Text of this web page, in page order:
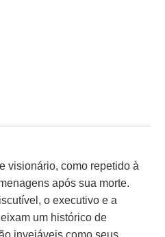
visionário, como repetido à
após sua morte.
o executivo e a
um histórico de
invejáveis como seus